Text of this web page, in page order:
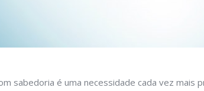
sabedoria é uma necessidade cada vez mais